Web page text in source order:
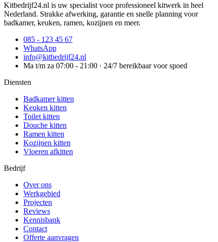
Kitbedrijf24.nl is uw specialist voor professioneel kitwerk in heel
Nederland. Strakke afwerking, garantie en snelle planning voor
badkamer, keuken, ramen, kozijnen en meer.
085 - 123 45 67
WhatsApp
info@kitbedrijf24.nl
Ma t/m za 07:00 - 21:00 · 24/7 bereikbaar voor spoed
Diensten
Badkamer kitten
Keuken kitten
Toilet kitten
Douche kitten
Ramen kitten
Kozijnen kitten
Vloeren afkitten
Bedrijf
Over ons
Werkgebied
Projecten
Reviews
Kennisbank
Contact
Offerte aanvragen